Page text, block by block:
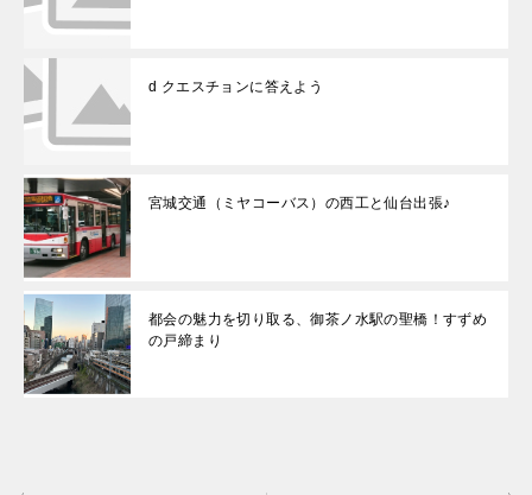
d クエスチョンに答えよう
宮城交通（ミヤコーバス）の西工と仙台出張♪
都会の魅力を切り取る、御茶ノ水駅の聖橋！すずめ
の戸締まり